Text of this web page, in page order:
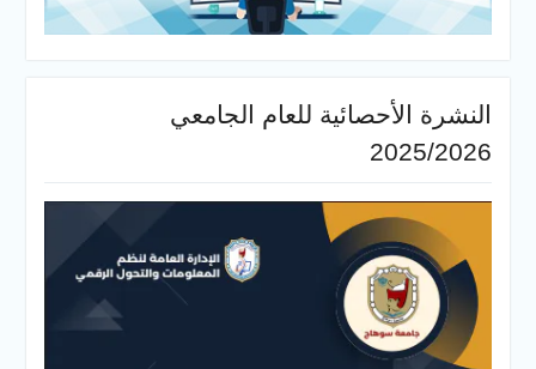
النشرة الأحصائية للعام الجامعي
2025/2026